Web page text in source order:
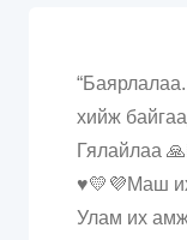
хийж
Гялайлаа
♥️💛💜Маш
Улам их